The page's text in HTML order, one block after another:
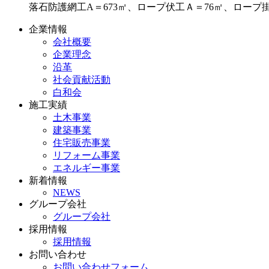
落石防護網工A＝673㎡、ロープ伏工Ａ＝76㎡、ロープ
企業情報
会社概要
企業理念
沿革
社会貢献活動
白和会
施工実績
土木事業
建築事業
住宅販売事業
リフォーム事業
エネルギー事業
新着情報
NEWS
グループ会社
グループ会社
採用情報
採用情報
お問い合わせ
お問い合わせフォーム